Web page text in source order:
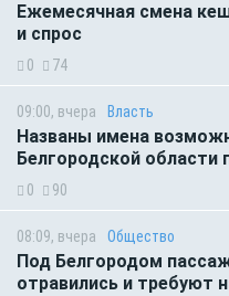
Ежемесячная смена
и спрос
0 74
09:00, вчера Власть
Названы имена
Белгородской области
0 90
08:09, вчера Общество
Под Белгородом
отравились и требуют